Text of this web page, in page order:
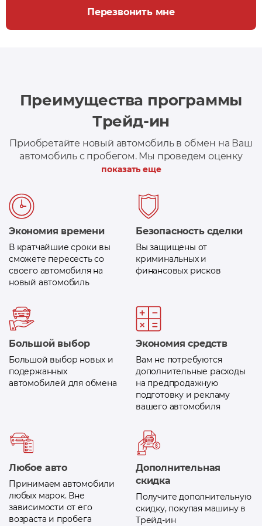
Перезвонить мне
Преимущества программы
Трейд-ин
Приобретайте новый автомобиль в обмен на Ваш
автомобиль с пробегом. Мы проведем оценку
вашего автомобиля и при необходимости,
показать еще
Экономия времени
В кратчайшие сроки вы
сможете пересесть со
своего автомобиля на
новый автомобиль
Безопасность сделки
Вы защищены от
криминальных и
финансовых рисков
Большой выбор
Большой выбор новых и
подержанных
автомобилей для обмена
Экономия средств
Вам не потребуются
дополнительные расходы
на предпродажную
подготовку и рекламу
вашего автомобиля
Любое авто
Принимаем автомобили
любых марок. Вне
зависимости от его
возраста и пробега
Дополнительная
скидка
Получите дополнительную
скидку, покупая машину в
Трейд-ин